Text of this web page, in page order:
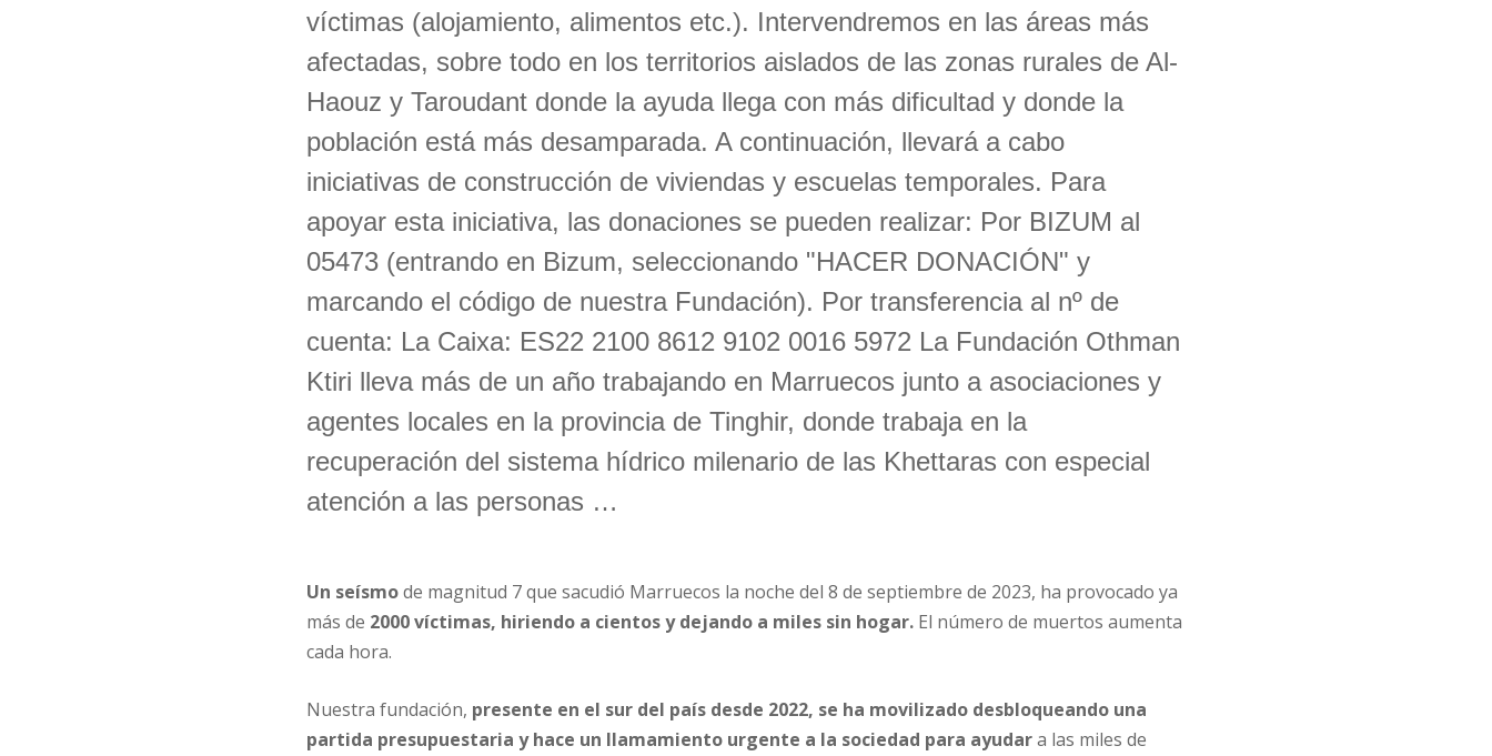
víctimas (alojamiento, alimentos etc.). Intervendremos en las áreas más
afectadas, sobre todo en los territorios aislados de las zonas rurales de Al-
Haouz y Taroudant donde la ayuda llega con más dificultad y donde la
población está más desamparada. A continuación, llevará a cabo
iniciativas de construcción de viviendas y escuelas temporales. Para
apoyar esta iniciativa, las donaciones se pueden realizar: Por BIZUM al
05473 (entrando en Bizum, seleccionando "HACER DONACIÓN" y
marcando el código de nuestra Fundación). Por transferencia al nº de
cuenta: La Caixa: ES22 2100 8612 9102 0016 5972 La Fundación Othman
Ktiri lleva más de un año trabajando en Marruecos junto a asociaciones y
agentes locales en la provincia de Tinghir, donde trabaja en la
recuperación del sistema hídrico milenario de las Khettaras con especial
atención a las personas …
Un seísmode magnitud 7 que sacudió Marruecos la noche del 8 de septiembre de 2023, ha provocado ya
más de 2000 víctimas, hiriendo a cientos y dejando a miles sin hogar. El número de muertos aumenta
cada hora.
Nuestra fundación, presente en el sur del país desde 2022, se ha movilizado desbloqueando una
partida presupuestaria y hace un llamamiento urgente a la sociedad para ayudara las miles de